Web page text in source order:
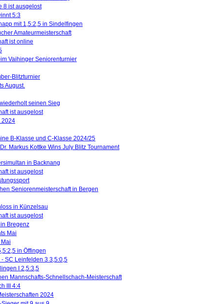
8 ist ausgelost
5:3
mit 1,5:2,5 in Sindelfingen
Amateurmeisterschaft
ist online
Vaihinger Seniorenturnier
Blitzturnier
August.
seinen Sieg
ist ausgelost
2024
B-Klasse und C-Klasse 2024/25
Markus Kottke Wins July Blitz Tournament
in Backnang
ist ausgelost
Seniorenmeisterschaft in Bergen
in Künzelsau
ist ausgelost
Bregenz
Mai
in Öffingen
SC Leinfelden 3 3,5:0,5
I 2,5:3,5
Mannschafts-Schnellschach-Meisterschaft
III 4:4
2024